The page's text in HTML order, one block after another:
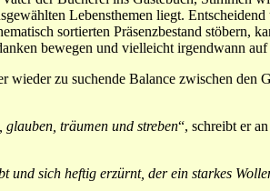
Lebensthemen liegt.
sortierten Präsenzbestand stöbern,
bewegen und vielleicht irgendwann
zu suchende Balance zwischen den
glauben, träumen und streben“, schreibt er
sich heftig erzürnt, der ein starkes